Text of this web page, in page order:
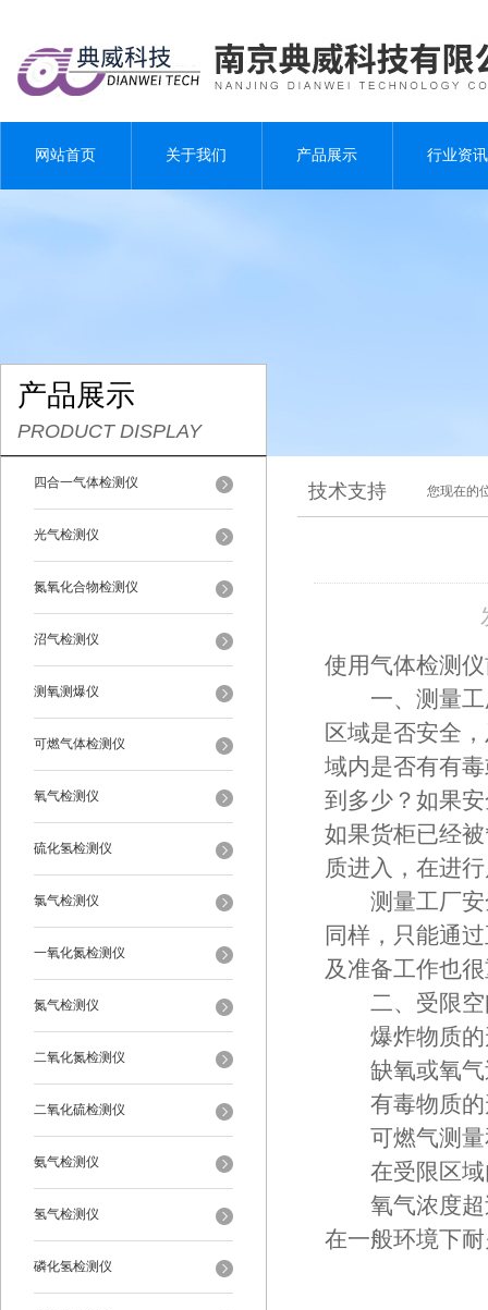
网站首页 关于我们 产品展示 行业资讯
产品展示
PRODUCT DISPLAY
四合一气体检测仪
光气检测仪
氮氧化合物检测仪
沼气检测仪
测氧测爆仪
可燃气体检测仪
氧气检测仪
硫化氢检测仪
氯气检测仪
一氧化氮检测仪
氮气检测仪
二氧化氮检测仪
二氧化硫检测仪
氨气检测仪
氢气检测仪
磷化氢检测仪
技术支持 您现在的
使用气体检测
一、测量工
区域是否安全
域内是否有有
到多少？如果
如果货柜已经
质进入，在进
测量工厂安全
同样，只能通
及准备工作也
二、受限空
爆炸物质的
缺氧或氧气
有毒物质的
可燃气测量
在受限区域
氧气浓度超过
在一般环境下